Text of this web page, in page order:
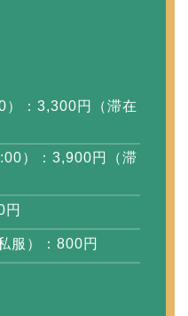
）：3,300円（滞在
）：3,900円（滞
円
服）：800円